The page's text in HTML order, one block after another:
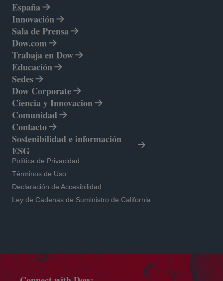
España
Innovación
Sala de Prensa
Dow.com
se abre en una pestaña nueva
Trabaja en Dow
Educación
Sedes
Dow Corporate
se abre en una pestaña nueva
Ciencia y Innovacion
Comunidad
Contacto
Sostenibilidad e información
ESG
Política de Privacidad
se abre en una pestaña nueva
Términos de Uso
se abre en una pestaña nueva
Declaración de Accesibilidad
se abre en una pestaña nueva
Ley de Cadenas de Suministro de California